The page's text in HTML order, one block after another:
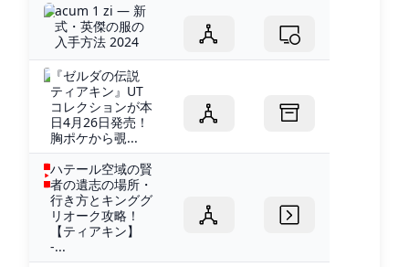
acum 1 zi — 新
式・英傑の服の
入手方法 2024
『ゼルダの伝説
ティアキン』UT
コレクションが本
日4月26日発売！
胸ポケから覗...
ハテール空域の賢
者の遺志の場所・
行き方とキンググ
リオーク攻略！
【ティアキン】
-...